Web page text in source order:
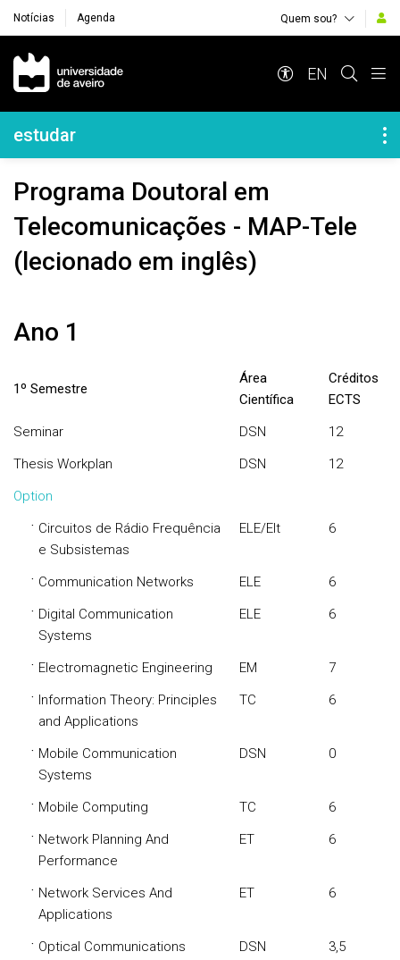
Notícias Agenda Quem sou?
Navegação Principal
EN
Navegação Lateral
estudar
Programa Doutoral em
Telecomunicações - MAP-Tele
(lecionado em inglês)
Ano 1
1º Semestre
Área
Científica
Créditos
ECTS
Seminar
DSN
12
Thesis Workplan
DSN
12
Option
· Circuitos de Rádio Frequência
e Subsistemas
ELE/Elt 6
· Communication Networks ELE 6
· Digital Communication
Systems
ELE 6
· Electromagnetic Engineering EM 7
· Information Theory: Principles
and Applications
TC 6
· Mobile Communication
Systems
DSN 0
· Mobile Computing TC 6
· Network Planning And
Performance
ET 6
· Network Services And
Applications
ET 6
· Optical Communications DSN 3,5